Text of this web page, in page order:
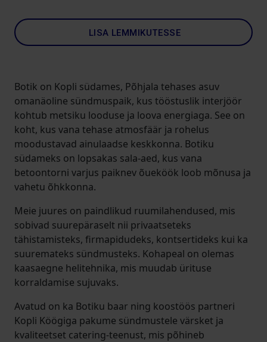
LISA LEMMIKUTESSE
Botik on Kopli südames, Põhjala tehases asuv
omanäoline sündmuspaik, kus tööstuslik interjöör
kohtub metsiku looduse ja loova energiaga. See on
koht, kus vana tehase atmosfäär ja rohelus
moodustavad ainulaadse keskkonna. Botiku
südameks on lopsakas sala-aed, kus vana
betoontorni varjus paiknev õueköök loob mõnusa ja
vahetu õhkkonna.
Meie juures on paindlikud ruumilahendused, mis
sobivad suurepäraselt nii privaatseteks
tähistamisteks, firmapidudeks, kontsertideks kui ka
suuremateks sündmusteks. Kohapeal on olemas
kaasaegne helitehnika, mis muudab ürituse
korraldamise sujuvaks.
Avatud on ka Botiku baar ning koostöös partneri
Kopli Köögiga pakume sündmustele värsket ja
kvaliteetset catering-teenust, mis põhineb